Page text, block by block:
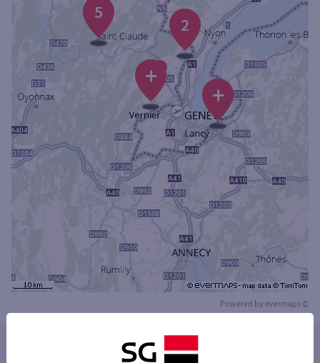
Rechercher +
5
+
2
Powered by evermaps ©
Les agences SG PRO dans les villes à